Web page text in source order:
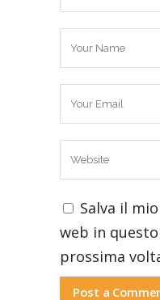
Salva il
web in
prossima